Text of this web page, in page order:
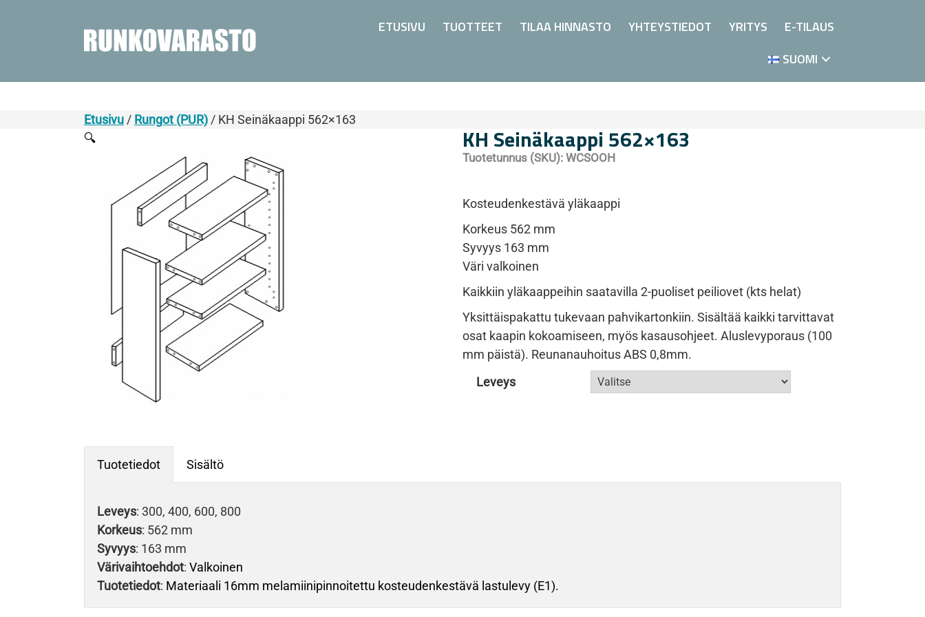
ETUSIVU TUOTTEET TILAA HINNASTO YHTEYSTIEDOT YRITYS
E-TILAUS
SUOMI
Etusivu / Rungot (PUR) / KH Seinäkaappi 562×163
🔍
KH Seinäkaappi 562×163
Tuotetunnus (SKU): WCSOOH
Kosteudenkestävä yläkaappi
Korkeus 562 mm
Syvyys 163 mm
Väri valkoinen
Kaikkiin yläkaappeihin saatavilla 2-puoliset peiliovet (kts helat)
Yksittäispakattu tukevaan pahvikartonkiin. Sisältää kaikki tarvittavat
osat kaapin kokoamiseen, myös kasausohjeet. Aluslevyporaus (100
mm päistä). Reunanauhoitus ABS 0,8mm.
Leveys
Tuotetiedot Sisältö
Leveys: 300, 400, 600, 800
Korkeus: 562 mm
Syvyys: 163 mm
Värivaihtoehdot: Valkoinen
Tuotetiedot: Materiaali 16mm melamiinipinnoitettu kosteudenkestävä lastulevy (E1).